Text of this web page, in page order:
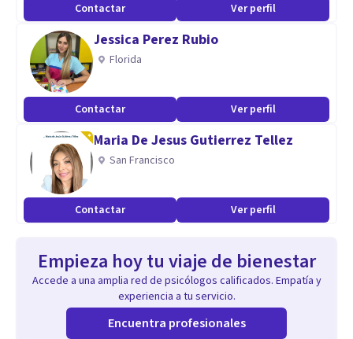
Contactar Ver perfil
Jessica Perez Rubio
Florida
Contactar Ver perfil
Maria De Jesus Gutierrez Tellez
San Francisco
Contactar Ver perfil
Empieza hoy tu viaje de bienestar
Accede a una amplia red de psicólogos calificados. Empatía y
experiencia a tu servicio.
Encuentra profesionales